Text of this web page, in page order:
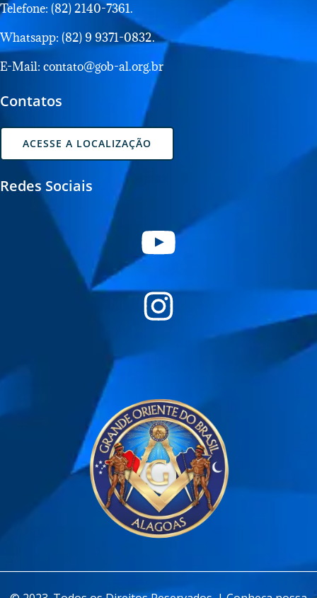
Telefone: (82) 2140-7361.
Whatsapp: (82) 9 9371-0832.
E-Mail: contato@gob-al.org.br
Contatos
ACESSE A LOCALIZAÇÃO
Redes Sociais